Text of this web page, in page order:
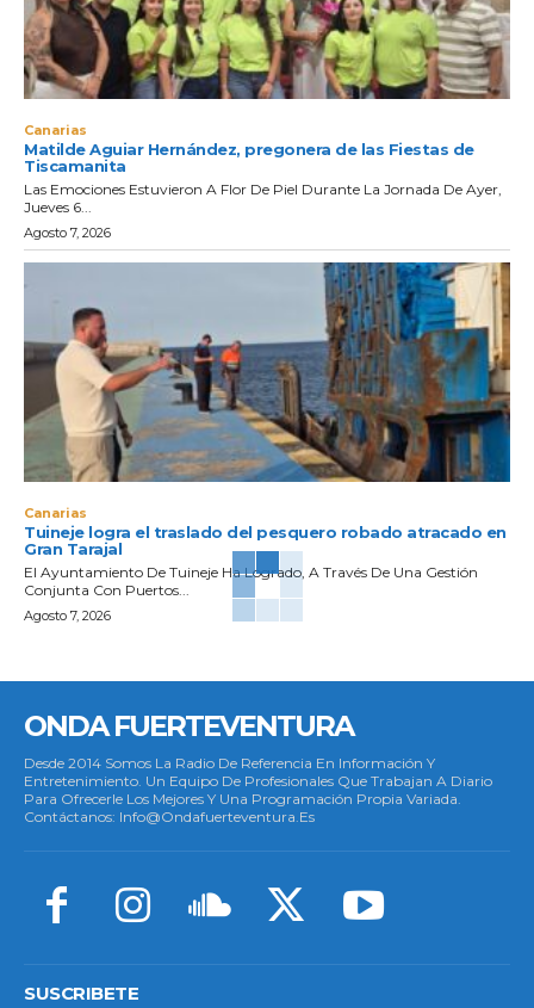
Canarias
Matilde Aguiar Hernández, pregonera de las Fiestas de
Tiscamanita
Las Emociones Estuvieron A Flor De Piel Durante La Jornada De Ayer,
Jueves 6...
Agosto 7, 2026
Canarias
Tuineje logra el traslado del pesquero robado atracado en
Gran Tarajal
El Ayuntamiento De Tuineje Ha Logrado, A Través De Una Gestión
Conjunta Con Puertos...
Agosto 7, 2026
ONDA FUERTEVENTURA
Desde 2014 Somos La Radio De Referencia En Información Y
Entretenimiento. Un Equipo De Profesionales Que Trabajan A Diario
Para Ofrecerle Los Mejores Y Una Programación Propia Variada.
Contáctanos: Info@ondafuerteventura.es
SUSCRIBETE